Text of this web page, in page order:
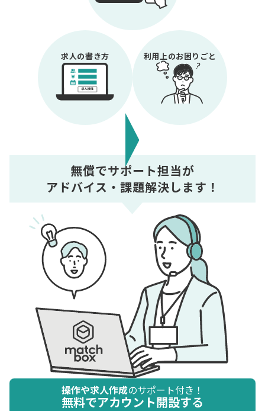
求人の書き方 利用上のお困りごと
無償でサポート担当が
アドバイス・課題解決します！
操作や求人作成のサポート付き！
無料でアカウント開設する